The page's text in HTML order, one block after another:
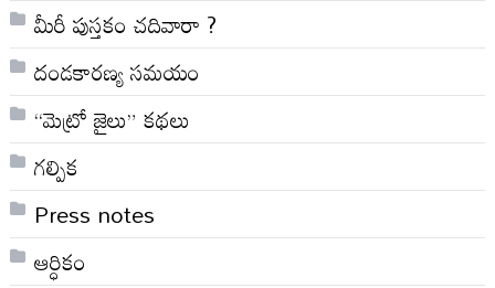
మీరీ పుస్తకం చదివారా ?
దండకారణ్య సమయం
“మెట్రో జైలు” కథలు
గల్పిక
Press notes
ఆర్ధికం